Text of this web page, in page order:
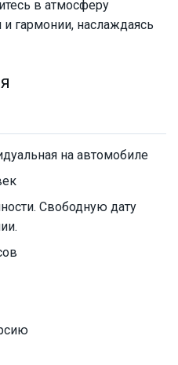
в атмосферу
гармонии, наслаждаясь
на автомобиле
Свободную дату